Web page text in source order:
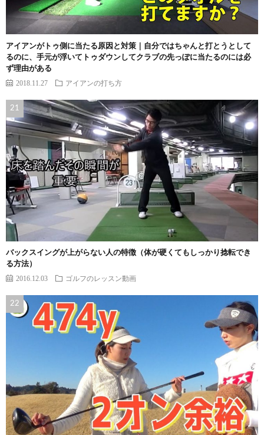
アイアンがトゥ側に当たる原因と対策｜自分ではちゃんと打とうとして
るのに、手元が浮いてトゥダウンしてクラブの先っぽに当たるのには必
ず理由がある
2018.11.27 アイアンの打ち方
バックスイングが上がらない人の特徴（体が硬くてもしっかり捻転でき
る方法）
2016.12.03 ゴルフのレッスン動画